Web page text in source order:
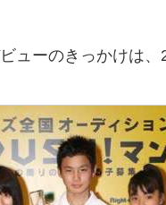
ューのきっかけは